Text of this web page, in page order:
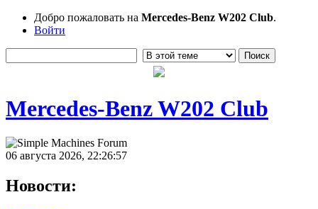
Добро пожаловать на Mercedes-Benz W202 Club.
Войти
Mercedes-Benz W202 Club
06 августа 2026, 22:26:57
Новости: